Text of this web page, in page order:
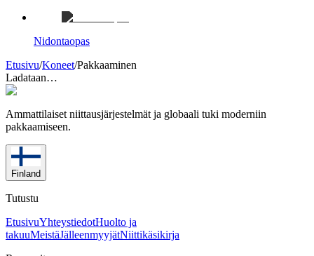
Nidontaopas
Etusivu/Koneet/Pakkaaminen
Ladataan…
Ammattilaiset niittausjärjestelmät ja globaali tuki moderniin
pakkaamiseen.
Finland
Tutustu
EtusivuYhteystiedotHuolto ja
takuuMeistäJälleenmyyjätNiittikäsikirja